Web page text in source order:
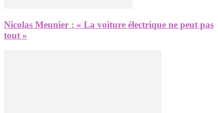
Nicolas Meunier : « La voiture électrique ne peut pas
tout »